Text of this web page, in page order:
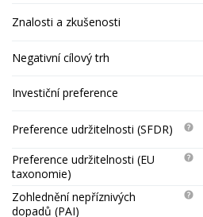
Znalosti a zkušenosti
Negativní cílový trh
Investiční preference
Preference udržitelnosti (SFDR)
Preference udržitelnosti (EU
taxonomie)
Zohlednění nepříznivých
dopadů (PAI)